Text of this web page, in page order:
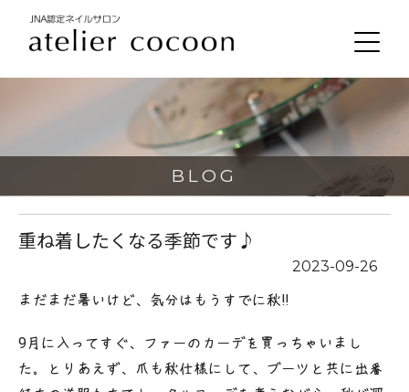
BLOG
重ね着したくなる季節です♪
2023-09-26
まだまだ暑いけど、気分はもうすでに秋‼︎
9月に入ってすぐ、ファーのカーデを買っちゃいまし
た。とりあえず、爪も秋仕様にして、ブーツと共に出番